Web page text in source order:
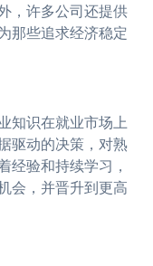
，许多公司还提供
那些追求经济稳定
知识在就业市场上
驱动的决策，对熟
经验和持续学习，
会，并晋升到更高